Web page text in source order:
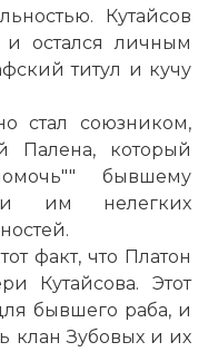
Кутайсов
и остался личным
титул и кучу
стал союзником,
Палена, который
бывшему
им нелегких
факт, что Платон
Кутайсова. Этот
бывшего раба, и
клан Зубовых и их